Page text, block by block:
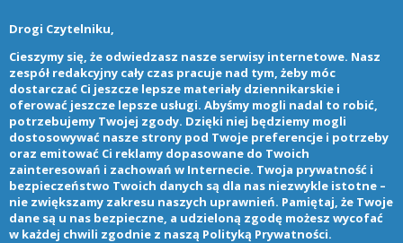
Drogi Czytelniku,
Cieszymy się, że odwiedzasz nasze serwisy internetowe. Nasz
zespół redakcyjny cały czas pracuje nad tym, żeby móc
dostarczać Ci jeszcze lepsze materiały dziennikarskie i
oferować jeszcze lepsze usługi. Abyśmy mogli nadal to robić,
potrzebujemy Twojej zgody. Dzięki niej będziemy mogli
dostosowywać nasze strony pod Twoje preferencje i potrzeby
oraz emitować Ci reklamy dopasowane do Twoich
zainteresowań i zachowań w Internecie. Twoja prywatność i
bezpieczeństwo Twoich danych są dla nas niezwykle istotne –
nie zwiększamy zakresu naszych uprawnień. Pamiętaj, że Twoje
dane są u nas bezpieczne, a udzieloną zgodę możesz wycofać
w każdej chwili zgodnie z naszą Polityką Prywatności.